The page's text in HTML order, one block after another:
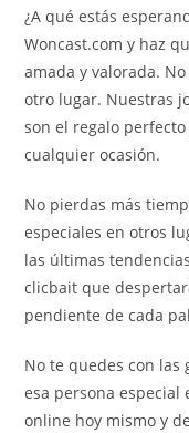
¿A qué estás
Woncast.com y haz
amada y valorada.
otro lugar. Nuestras
son el regalo
cualquier ocasión.
No pierdas más
especiales en otros
las últimas
clicbait que
pendiente de cada
No te quedes con las
esa persona
online hoy mismo y